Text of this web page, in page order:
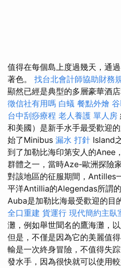
值得在每個島上度過幾天，通
著色。 找台北會計師協助財務
顯然已經是典型的多層豪華酒
徵信社有用嗎 白蟻 餐點外燴
台中刮痧療程 老人養護 單人房
和美國）是新手水手最受歡迎
始了Minibus 漏水 打針 Island
到了加勒比海印第安人的Anee
群體之一，當時Aze-歐洲探險
對該地區的征服期間，Antilles
平洋Antillia的Alegendas所謂的
Auba是加勒比海最受歡迎的目
全口重建 貨運行 現代簡約主臥
灘，例如舉世聞名的鷹海灘，
但是，不僅是因為它的美麗值
輸是一次終身冒險，不值得失
發水手，因為很快就可以使用